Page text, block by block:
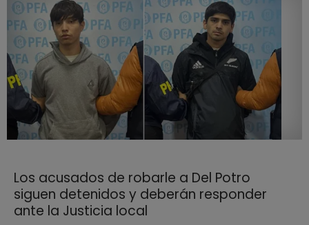
Los acusados de robarle a Del Potro
siguen detenidos y deberán responder
ante la Justicia local